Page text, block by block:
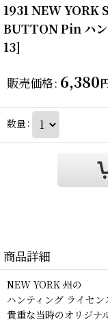
1931 NEW YORK
BUTTON Pin ハン
13]
販売価格: 6,380
数量:
商品詳細
NEW YORK 州の
ハンティング ライセン
貴重な当時のオリジナ